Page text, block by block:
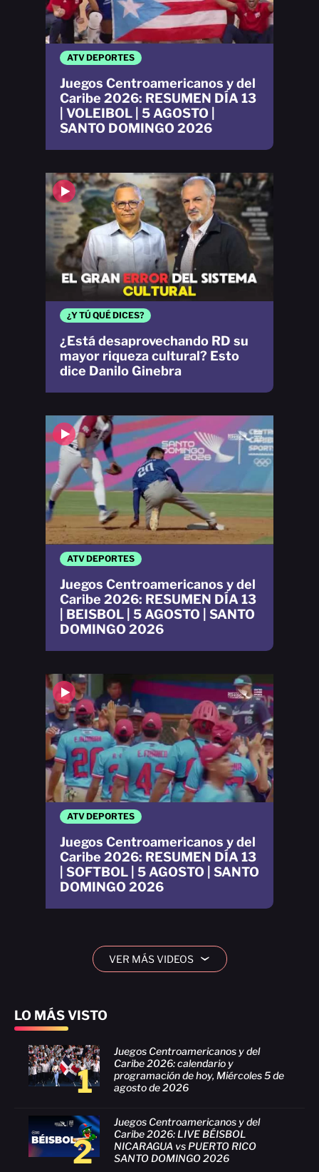
LO MÁS VISTO
1
Juegos Centroamericanos y del
Caribe 2026: calendario y
programación de hoy, Miércoles 5 de
agosto de 2026
2
Juegos Centroamericanos y del
Caribe 2026: LIVE BÉISBOL
NICARAGUA vs PUERTO RICO
SANTO DOMINGO 2026
ATV DEPORTES
Juegos Centroamericanos y del
Caribe 2026: RESUMEN DÍA 13
| VOLEIBOL | 5 AGOSTO |
SANTO DOMINGO 2026
ATV DEPORTES
Juegos Centroamericanos y del
Caribe 2026: RESUMEN DÍA 13
| SOFTBOL | 5 AGOSTO | SANTO
DOMINGO 2026
ATV DEPORTES
Juegos Centroamericanos y del
Caribe 2026: RESUMEN DÍA 13
| BEISBOL | 5 AGOSTO | SANTO
DOMINGO 2026
¿Y TÚ QUÉ DICES?
¿Está desaprovechando RD su
mayor riqueza cultural? Esto
dice Danilo Ginebra
VER MÁS VIDEOS ›